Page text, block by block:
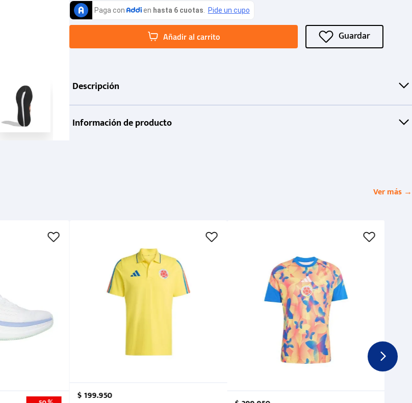
Añadir al carrito
Descripción
Información de producto
Ver más →
$199.950